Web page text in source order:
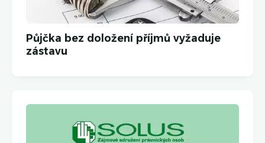
Půjčka bez doložení příjmů vyžaduje
zástavu